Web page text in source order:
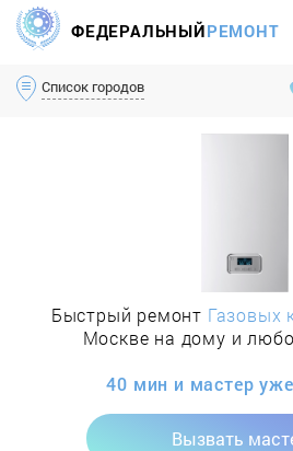
ФЕДЕРАЛЬНЫЙРЕМОНТ
Список городов
Быстрый ремонт Газовых
Москве на дому и
40 мин и мастер
Вызвать